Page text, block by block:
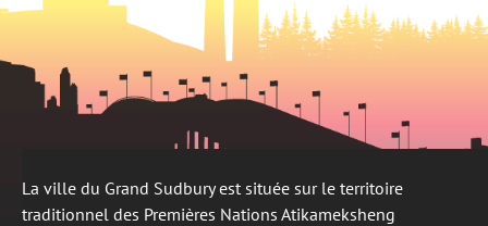
La ville du Grand Sudbury est située sur le territoire
traditionnel des Premières Nations Atikameksheng